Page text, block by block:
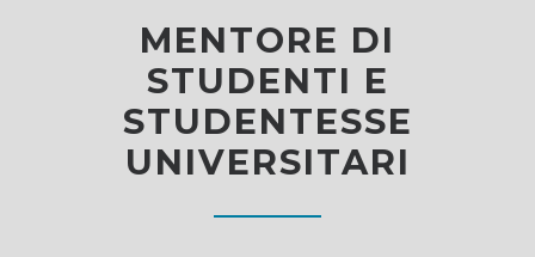
MENTORE DI
STUDENTI E
STUDENTESSE
UNIVERSITARI